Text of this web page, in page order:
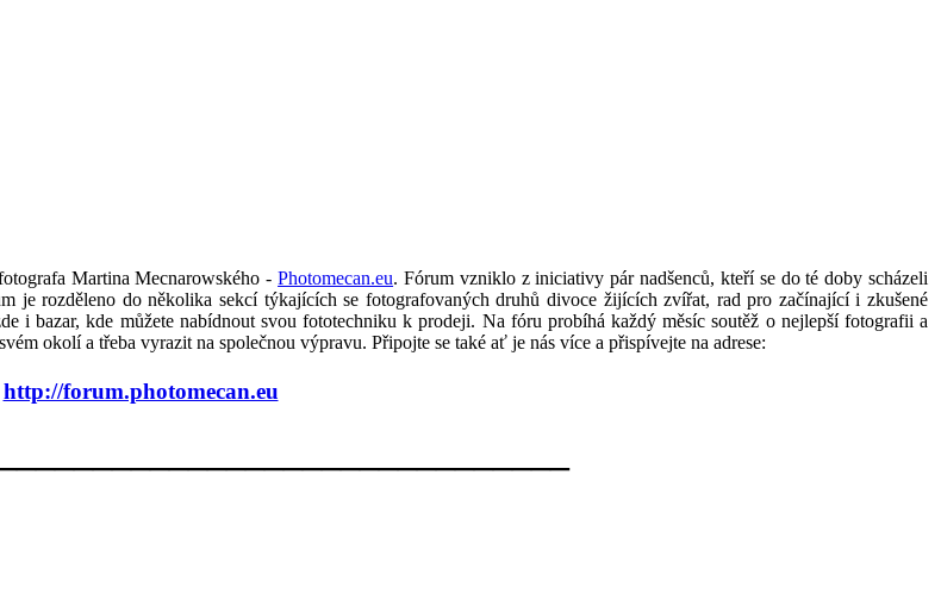
Martina Mecnarowského -Photomecan.eu. Fórum vzniklo z iniciativy pár nadšenců, kteří se do té doby scházeli
rozděleno do několika sekcí týkajících se fotografovaných druhů divoce žijících zvířat, rad pro začínající i zkušené
bazar, kde můžete nabídnout svou fototechniku k prodeji. Na fóru probíhá každý měsíc soutěž o nejlepší fotografii a
okolí a třeba vyrazit na společnou výpravu. Připojte se také ať je nás více a přispívejte na adrese:
http://forum.photomecan.eu